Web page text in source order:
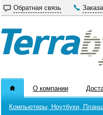
Обратная связь
О компании
Компьютеры, Ноутбуки,